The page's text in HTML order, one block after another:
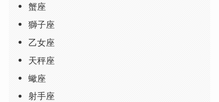
蟹座
獅子座
乙女座
天秤座
蠍座
射手座